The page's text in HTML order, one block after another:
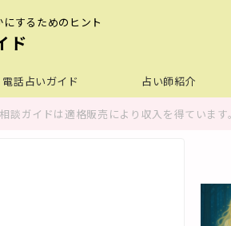
するためのヒント
ド
電話占いガイド 占い師紹介
ガイドは適格販売により収入を得ています